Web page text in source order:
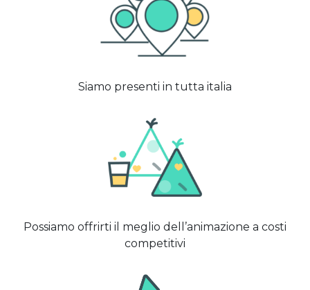
Siamo presenti in tutta italia
Possiamo offrirti il meglio dell’animazione a costi
competitivi